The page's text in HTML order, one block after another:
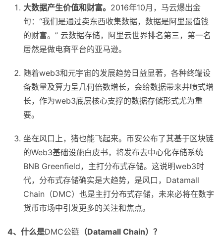
大数据产生价值和财富。 2016年10月，马云爆出金
句：“我们是通过卖东西收集数据，数据是阿里最值钱
的财富。” 云数据存储，阿里云世界排名第三，第一名
居然是做电商平台的亚马逊。
随着web3和元宇宙的发展趋势日益显著，各种终端设
备数量及算力呈几何倍数增长，会给数据带来井喷式增
长，作为web3底层核心支撑的数据存储形式尤为重
要。
坐在风口上，猪也能飞起来。币安公布了其基于区块链
的Web3基础设施白皮书，将发布去中心化存储系统
BNB Greenfield，主打分布式存储。这说明web3时
代，分布式存储确实是大趋势，是风口，Datamall
Chain（DMC）也是主打分布式存储，未来必将在数字
货币市场中引发更多的关注和焦点。
4、什么是DMC公链 （Datamall Chain）？